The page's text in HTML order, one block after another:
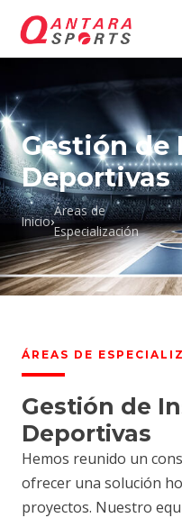
Gestión de
Deportivas
Inicio›
Áreas de
Especialización
ÁREAS DE
Gestión de
Deportivas
Hemos reunido un
ofrecer una solución
proyectos. Nuestro